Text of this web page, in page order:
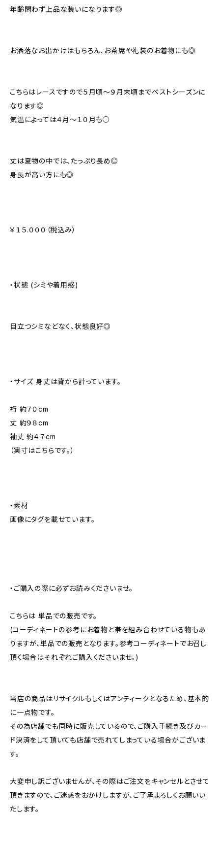
年齢問わず上品な装いになります◎
お洒落なお出かけはもちろん、お茶席や礼装のお着物にも◎
こちらはレースですので５月頃〜９月末頃までベストシーズンに
なります◎
気温によっては４月〜１０月も○
丈は夏物の中では、たっぷり長め◎
身長が高い方にも◎
￥１５.０００（税込み）
・状態 (シミや着用感)
目立つシミなどなく、状態良好◎
・サイズ 身丈は背から計っています。
裄 約７０cm
丈 約９８cm
袖丈 約４７cm
（実寸はこちらです。）
・素材
画像にタグを載せています。
・ご購入の際に必ずお読みくださいませ。
こちらは 単品での販売です。
(コーディネートの参考にお着物と帯を組み合わせている物もあ
りますが、単品での販売となります。参考コーディネートでお召し
頂く場合はそれぞれご購入くださいませ。)
当店の商品はリサイクルもしくはアンティークとなるため、基本的
に一点物です。
その為店舗でも同時に販売しているので、ご購入手続き及びカー
ド決済をして頂いても店舗で売れてしまっている場合がございま
す。
大変申し訳ございませんが、その際はご注文をキャンセルとさせて
頂きますので、ご迷惑をおかけしますが、ご了承よろしくお願いい
たします。